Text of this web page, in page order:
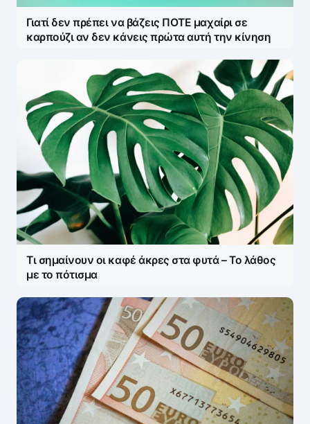
Γιατί δεν πρέπει να βάζεις ΠΟΤΕ μαχαίρι σε
καρπούζι αν δεν κάνεις πρώτα αυτή την κίνηση
Τι σημαίνουν οι καφέ άκρες στα φυτά – Το λάθος
με το πότισμα